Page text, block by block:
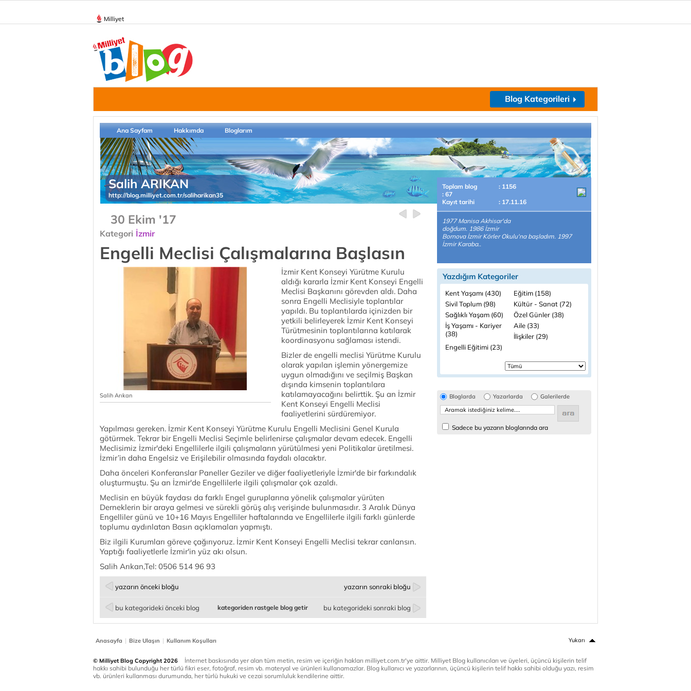
Milliyet
Blog Kategorileri
Ana Sayfam Hakkımda Bloglarım
Salih ARIKAN
http://blog.milliyet.com.tr/saliharikan35
30 Ekim '17
Kategori İzmir
Engelli Meclisi Çalışmalarına Başlasın
Salih Arıkan
İzmir Kent Konseyi Yürütme Kurulu
aldığı kararla İzmir Kent Konseyi Engelli
Meclisi Başkanını görevden aldı. Daha
sonra Engelli Meclisiyle toplantılar
yapıldı. Bu toplantılarda içinizden bir
yetkili belirleyerek İzmir Kent Konseyi
Türütmesinin toplantılarına katılarak
koordinasyonu sağlaması istendi.
Bizler de engelli meclisi Yürütme Kurulu
olarak yapılan işlemin yönergemize
uygun olmadığını ve seçilmiş Başkan
dışında kimsenin toplantılara
katılamayacağını belirttik. Şu an İzmir
Kent Konseyi Engelli Meclisi
faaliyetlerini sürdüremiyor.
Yapılması gereken. İzmir Kent Konseyi Yürütme Kurulu Engelli Meclisini Genel Kurula
götürmek. Tekrar bir Engelli Meclisi Seçimle belirlenirse çalışmalar devam edecek. Engelli
Meclisimiz İzmir'deki Engellilerle ilgili çalışmaların yürütülmesi yeni Politikalar üretilmesi.
İzmir’in daha Engelsiz ve Erişilebilir olmasında faydalı olacaktır.
Daha önceleri Konferanslar Paneller Geziler ve diğer faaliyetleriyle İzmir'de bir farkındalık
oluşturmuştu. Şu an İzmir'de Engellilerle ilgili çalışmalar çok azaldı.
Meclisin en büyük faydası da farklı Engel guruplarına yönelik çalışmalar yürüten
Derneklerin bir araya gelmesi ve sürekli görüş alış verişinde bulunmasıdır. 3 Aralık Dünya
Engelliler günü ve 10+16 Mayıs Engelliler haftalarında ve Engellilerle ilgili farklı günlerde
toplumu aydınlatan Basın açıklamaları yapmıştı.
Biz ilgili Kurumları göreve çağırıyoruz. İzmir Kent Konseyi Engelli Meclisi tekrar canlansın.
Yaptığı faaliyetlerle İzmir'in yüz akı olsun.
Salih Arıkan,Tel: 0506 514 96 93
yazarın önceki bloğu yazarın sonraki bloğu
bu kategorideki önceki blog bu kategorideki sonraki blog
kategoriden rastgele blog getir
Toplam blog
: 1156
: 67
Kayıt tarihi
: 17.11.16
1977 Manisa Akhisar'da
doğdum. 1986 İzmir
Bornova İzmir Körler Okulu'na başladım. 1997
İzmir Karaba..
Yazdığım Kategoriler
Kent Yaşamı (430)
Eğitim (158)
Sivil Toplum (98)
Kültür - Sanat (72)
Sağlıklı Yaşam (60)
Özel Günler (38)
İş Yaşamı - Kariyer
(38)
Aile (33)
İlişkiler (29)
Engelli Eğitimi (23)
Bloglarda Yazarlarda Galerilerde
Sadece bu yazarın bloglarında ara
Anasayfa | Bize Ulaşın | Kullanım Koşulları Yukarı
© Milliyet Blog Copyright 2026
İnternet baskısında yer alan tüm metin, resim ve içeriğin hakları milliyet.com.tr'ye aittir. Milliyet Blog kullanıcıları ve üyeleri, üçüncü kişilerin telif
hakkı sahibi bulunduğu her türlü fikri eser, fotoğraf, resim vb. materyal ve ürünleri kullanamazlar. Blog kullanıcı ve yazarlarının, üçüncü kişilerin telif hakkı sahibi olduğu yazı, resim
vb. ürünleri kullanması durumunda, her türlü hukuki ve cezai sorumluluk kendilerine aittir.